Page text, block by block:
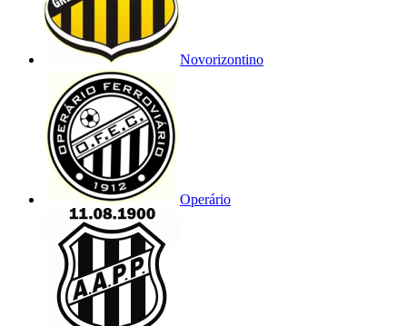
Novorizontino
Operário